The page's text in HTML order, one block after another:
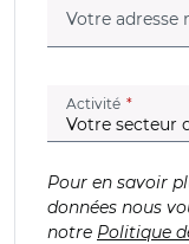
Votre adresse
Activité (champ
Pour en savoir
données nous
notre Politique